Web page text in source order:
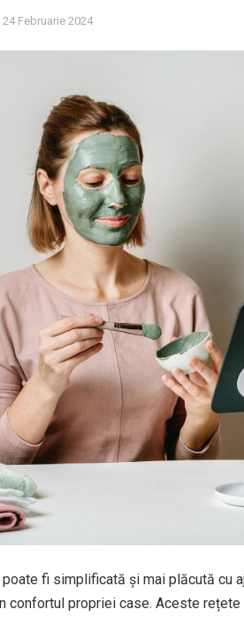
Februarie 2024
fi simplificată și mai plăcută cu
confortul propriei case. Aceste